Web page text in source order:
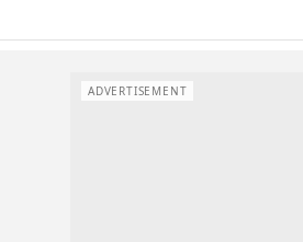
ADVERTISEMENT